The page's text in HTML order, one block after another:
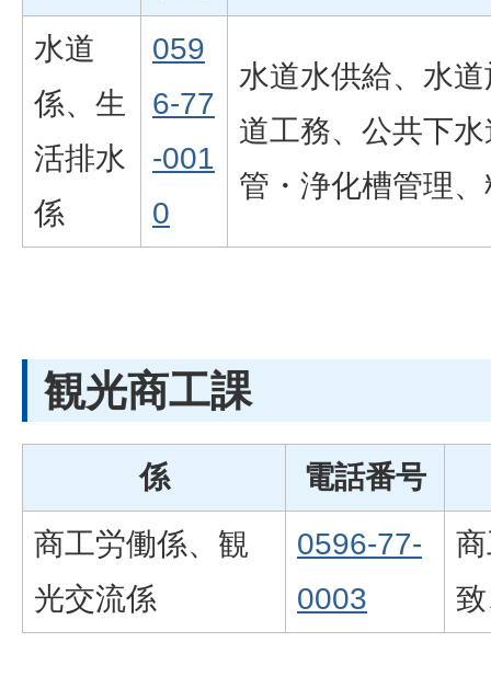
水道
係、生
活排水
係
059
6-77
-001
0
水道水供給、水
道工務、公共下
管・浄化槽管理
観光商工課
係
電話番号
商工労働係、観
光交流係
0596-77-
0003